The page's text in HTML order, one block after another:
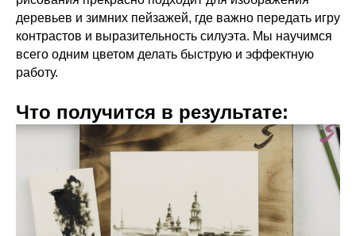
деревьев и зимних пейзажей, где важно передать игру
контрастов и выразительность силуэта. Мы научимся
всего одним цветом делать быструю и эффектную
работу.
Что получится в результате: